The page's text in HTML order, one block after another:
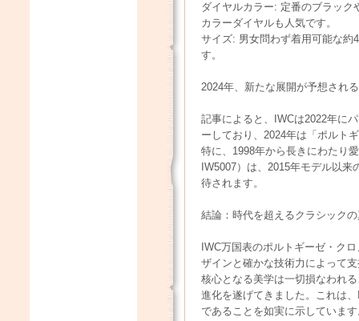
ダイヤルカラー: 定番のブラック
カラーダイヤルも人気です。
サイズ: 男女問わず着用可能な約
す。
2024年、新たな展開が予想され
記事によると、IWCは2022年に
ーしており、2024年は「ポルト
特に、1998年から長きにわたり
IW5007）は、2015年モデル以
待されます。
結論：時代を超えるクラシック
IWC万国表のポルトギーゼ・ク
ザインと確かな技術力によって
核心となる美学は一切損なわれ
進化を遂げてきました。これは
であることを如実に示していま